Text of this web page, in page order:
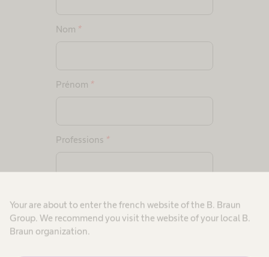
Your are about to enter the french website of the B. Braun
Group. We recommend you visit the website of your local B.
Braun organization.
Nom *
Prénom *
Professions *